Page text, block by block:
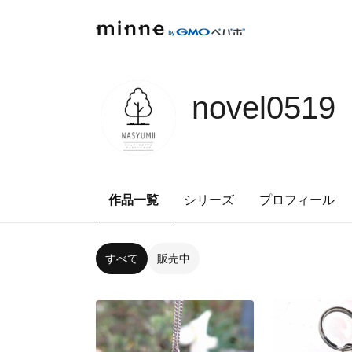
novel0519
作品一覧 シリーズ プロフィール
すべて 販売中